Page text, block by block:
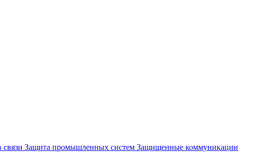
связи Защита промышленных систем Защищенные коммуникации